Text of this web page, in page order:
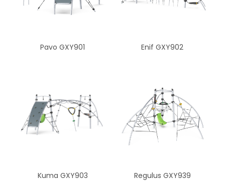
Pavo GXY901 Enif GXY902
Kuma GXY903 Regulus GXY939